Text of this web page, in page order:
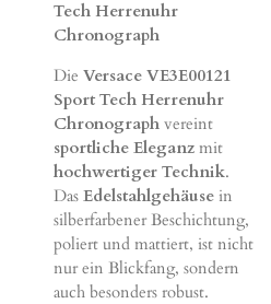
Tech Herrenuhr
Chronograph
Die Versace VE3E00121
Sport Tech Herrenuhr
Chronograph vereint
sportliche Eleganz mit
hochwertiger Technik.
Das Edelstahlgehäuse in
silberfarbener Beschichtung,
poliert und mattiert, ist nicht
nur ein Blickfang, sondern
auch besonders robust.